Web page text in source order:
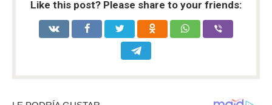
Like this post? Please share to your friends: